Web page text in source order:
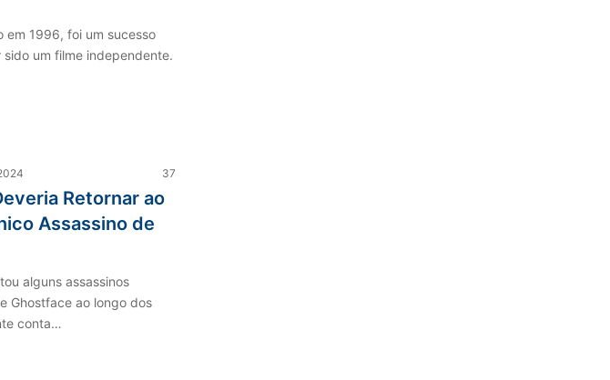
em 1996, foi um sucesso
um filme independente.
37
Retornar ao
Assassino de
alguns assassinos
Ghostface ao longo dos
conta…